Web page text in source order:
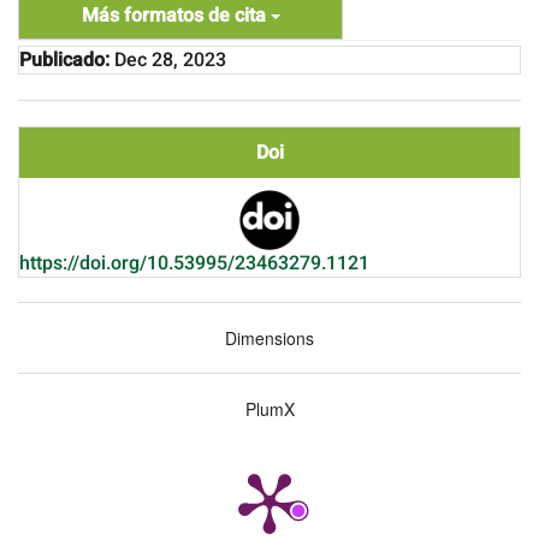
Más formatos de cita
Publicado: Dec 28, 2023
Doi
https://doi.org/10.53995/23463279.1121
Dimensions
PlumX